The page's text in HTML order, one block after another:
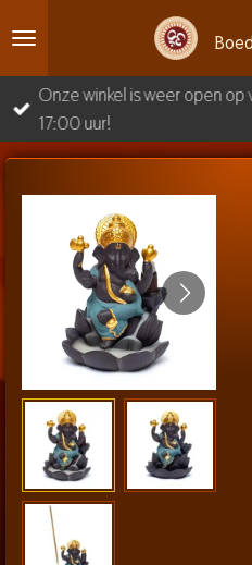
direct
naar
de
hoofdinhoud
Onze winkel is weer open op
17:00 uur!